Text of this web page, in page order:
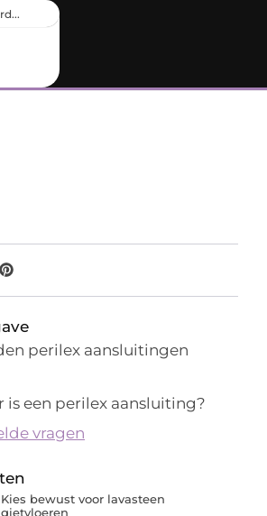
perilex aansluitingen
is een perilex aansluiting?
vragen
Kies bewust voor lavasteen
gietvloeren